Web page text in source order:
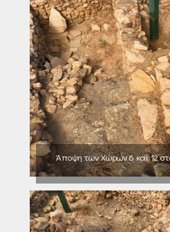
Άποψη των Χώρων 6 και 12